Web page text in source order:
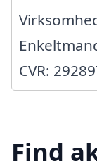
CVR:
Find